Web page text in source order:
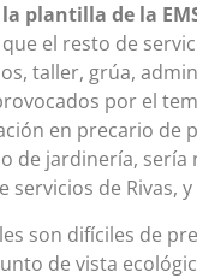
plantilla de la
el resto de
taller, grúa,
por el
en precario de
de jardinería,
servicios de Rivas,
son difíciles de
de vista